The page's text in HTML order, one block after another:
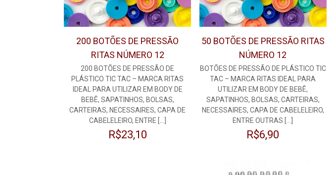
200 BOTÕES DE PRESSÃO
RITAS NÚMERO 12
200 BOTÕES DE PRESSÃO DE
PLÁSTICO TIC TAC – MARCA RITAS
IDEAL PARA UTILIZAR EM BODY DE
BEBÊ, SAPATINHOS, BOLSAS,
CARTEIRAS, NECESSAIRES, CAPA DE
CABELELEIRO, ENTRE […]
R$23,10
50 BOTÕES DE PRESSÃO RITAS
NÚMERO 12
BOTÕES DE PRESSÃO DE PLÁSTICO TIC
TAC – MARCA RITAS IDEAL PARA
UTILIZAR EM BODY DE BEBÊ,
SAPATINHOS, BOLSAS, CARTEIRAS,
NECESSAIRES, CAPA DE CABELELEIRO,
ENTRE OUTRAS […]
R$6,90